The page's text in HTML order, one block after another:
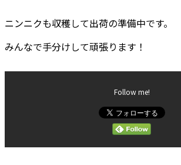
ニンニクも収穫して出荷の準備中です。
みんなで手分けして頑張ります！
Follow me!